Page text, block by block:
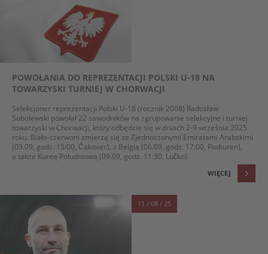
POWOŁANIA DO REPREZENTACJI POLSKI U-18 NA
TOWARZYSKI TURNIEJ W CHORWACJI
Selekcjoner reprezentacji Polski U-18 (rocznik 2008) Radosław
Sobolewski powołał 22 zawodników na zgrupowanie selekcyjne i turniej
towarzyski w Chorwacji, który odbędzie się w dniach 2-9 września 2025
roku. Biało-czerwoni zmierzą się ze Zjednoczonymi Emiratami Arabskimi
(03.09, godz. 15:00, Čakovec), z Belgią (06.09, godz. 17:00, Podturen),
a także Koreą Południową (09.09, godz. 11:30, Lučko).
WIĘCEJ
11 / 08 / 25